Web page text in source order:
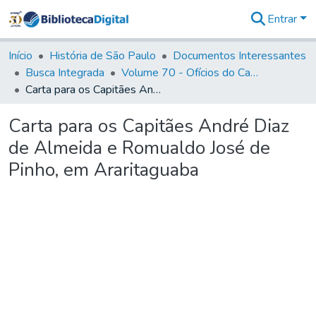
&
Coleções
Tudo na
Biblioteca
Estatísticas
Entrar
Início História de São Paulo
Documentos Interessantes
Busca Integrada
Volume 70 - Ofícios do Capitão General Martins Lopes de Saldanha aos diversos funcionários da Capitania (1775-1776)
Carta para os Capitães André Diaz de Almeida e Romualdo José de Pinho, em Araritaguaba
Carta para os Capitães André Diaz
de Almeida e Romualdo José de
Pinho, em Araritaguaba